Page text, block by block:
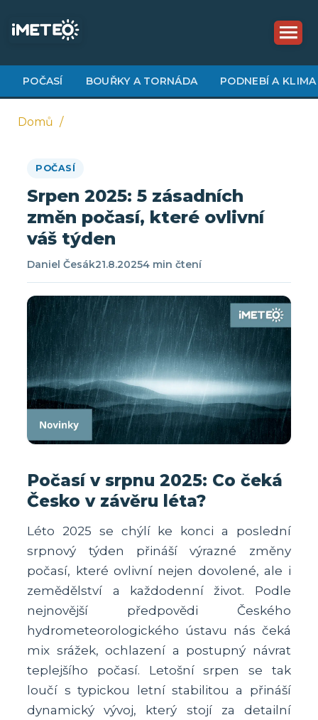
obsahu
POČASÍ BOUŘKY A TORNÁDA PODNEBÍ A KLIMA
navigace
Domů
POČASÍ
Srpen 2025: 5 zásadních
změn počasí, které ovlivní
váš týden
Daniel Česák21.8.20254 min čtení
Počasí v srpnu 2025: Co čeká
Česko v závěru léta?
Léto 2025 se chýlí ke konci a poslední
srpnový týden přináší výrazné změny
počasí, které ovlivní nejen dovolené, ale i
zemědělství a každodenní život. Podle
nejnovější předpovědi Českého
hydrometeorologického ústavu nás čeká
mix srážek, ochlazení a postupný návrat
teplejšího počasí. Letošní srpen se tak
loučí s typickou letní stabilitou a přináší
dynamický vývoj, který stojí za detailní